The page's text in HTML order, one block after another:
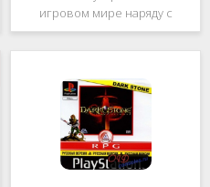
игровом мире наряду с
войнами против
террористов и зомби. Здесь
народы объединяются в
борьбе с врагом, Земля
рушится, но